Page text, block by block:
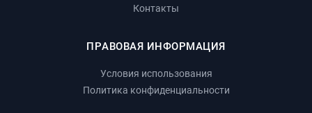
Контакты
ПРАВОВАЯ ИНФОРМАЦИЯ
Условия использования
Политика конфиденциальности